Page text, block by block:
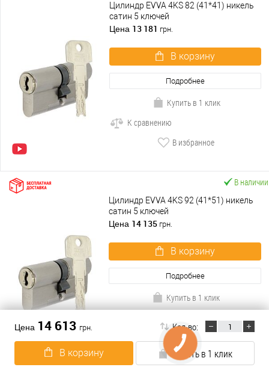
Цена 14 613 грн. Кол-во:
В корзину Купить в 1 клик
Цилиндр EVVA 4KS 82 (41*41) никель
сатин 5 ключей
Цена 13 181 грн.
В корзину
Подробнее
Купить в 1 клик
К сравнению
В избранное
В наличии
Цилиндр EVVA 4KS 92 (41*51) никель
сатин 5 ключей
Цена 14 135 грн.
В корзину
Подробнее
Купить в 1 клик
В избранное